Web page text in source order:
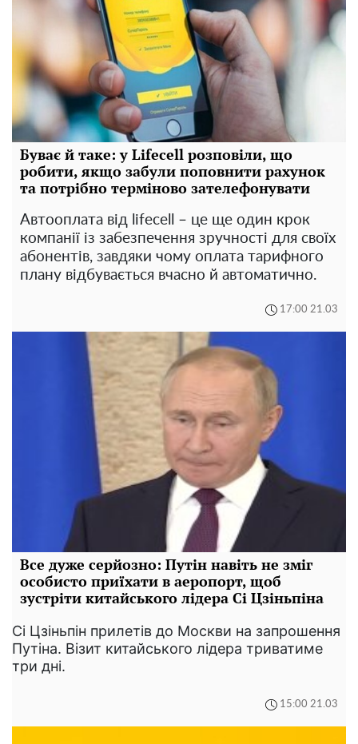
Буває й таке: у Lifecell розповіли, що
робити, якщо забули поповнити рахунок
та потрібно терміново зателефонувати
Автооплата від lifecell – це ще один крок
компанії із забезпечення зручності для своїх
абонентів, завдяки чому оплата тарифного
плану відбувається вчасно й автоматично.
17:00 21.03
Все дуже серйозно: Путін навіть не зміг
особисто приїхати в аеропорт, щоб
зустріти китайського лідера Сі Цзіньпіна
Сі Цзіньпін прилетів до Москви на запрошення
Путіна. Візит китайського лідера триватиме
три дні.
15:00 21.03